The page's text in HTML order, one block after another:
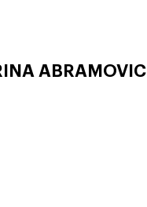
ABRAMOVIC